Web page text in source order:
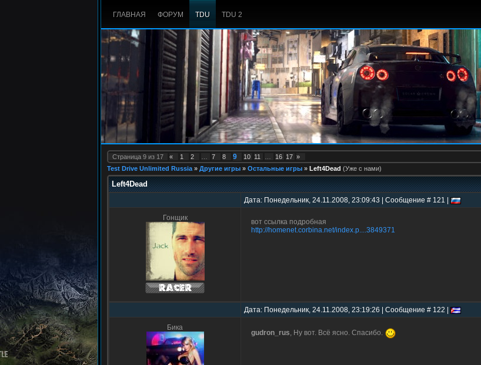
ГЛАВНАЯ ФОРУМ TDU TDU 2
Страница 9 из 17 « 1 2 7 8 9 10 11 16 17 »
Test Drive Unlimited Russia » Другие игры » Остальные игры » Left4Dead (Уже с нами)
Left4Dead
Дата: Понедельник, 24.11.2008, 23:09:43 | Сообщение # 121 |
Гонщик
вот ссылка подробная
http://homenet.corbina.net/index.p....3849371
Дата: Понедельник, 24.11.2008, 23:19:26 | Сообщение # 122 |
Бика
gudron_rus, Ну вот. Всё ясно. Спасибо.